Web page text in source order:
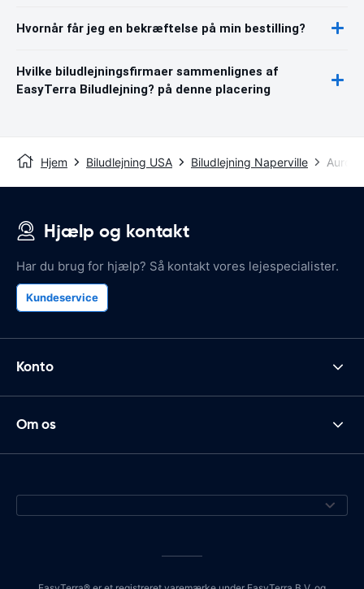
Hvornår får jeg en bekræftelse på min bestilling?
Hvilke biludlejningsfirmaer sammenlignes af
EasyTerra Biludlejning? på denne placering
Hjem Biludlejning USA Biludlejning Naperville
Hjælp og kontakt
Har du brug for hjælp? Så kontakt vores lejespecialister.
Kundeservice
Konto
Om os